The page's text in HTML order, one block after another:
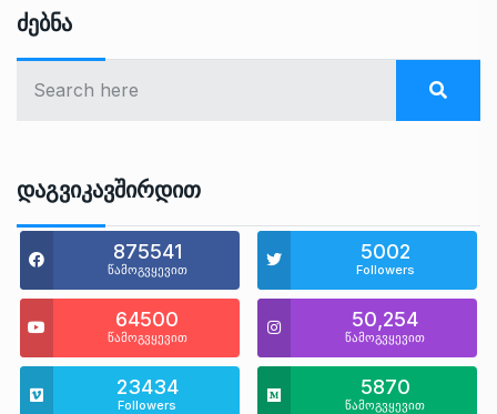
Ძებნა
Დაგვიკავშირდით
875541
წამოგვყევით
5002
Followers
64500
წამოგვყევით
50,254
წამოგვყევით
23434
Followers
5870
წამოგვყევით